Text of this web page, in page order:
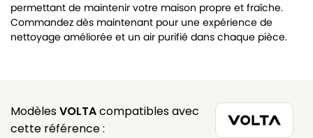
permettant de maintenir votre maison propre et fraîche.
Commandez dès maintenant pour une expérience de
nettoyage améliorée et un air purifié dans chaque pièce.
ModèlesVOLTAcompatibles avec
cette référence :